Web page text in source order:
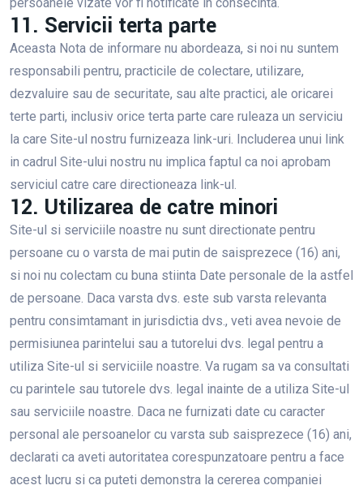
11. Servicii terta parte
Aceasta Nota de informare nu abordeaza, si noi nu suntem
responsabili pentru, practicile de colectare, utilizare,
dezvaluire sau de securitate, sau alte practici, ale oricarei
terte parti, inclusiv orice terta parte care ruleaza un serviciu
la care Site-ul nostru furnizeaza link-uri. Includerea unui link
in cadrul Site-ului nostru nu implica faptul ca noi aprobam
serviciul catre care directioneaza link-ul.
12. Utilizarea de catre minori
Site-ul si serviciile noastre nu sunt directionate pentru
persoane cu o varsta de mai putin de saisprezece (16) ani,
si noi nu colectam cu buna stiinta Date personale de la astfel
de persoane. Daca varsta dvs. este sub varsta relevanta
pentru consimtamant in jurisdictia dvs., veti avea nevoie de
permisiunea parintelui sau a tutorelui dvs. legal pentru a
utiliza Site-ul si serviciile noastre. Va rugam sa va consultati
cu parintele sau tutorele dvs. legal inainte de a utiliza Site-ul
sau serviciile noastre. Daca ne furnizati date cu caracter
personal ale persoanelor cu varsta sub saisprezece (16) ani,
declarati ca aveti autoritatea corespunzatoare pentru a face
acest lucru si ca puteti demonstra la cererea companiei